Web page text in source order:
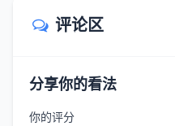
评论区
分享你的看法
你的评分